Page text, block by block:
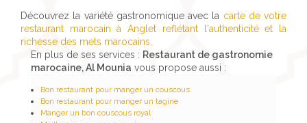
Découvrez la variété gastronomique avec la carte de votre
restaurant marocain à Anglet reflétant l'authenticité et la
richesse des mets marocains.
En plus de ses services : Restaurant de gastronomie
marocaine, Al Mounia vous propose aussi :
Bon restaurant pour manger un couscous
Bon restaurant pour manger un tagine
Manger un bon couscous royal